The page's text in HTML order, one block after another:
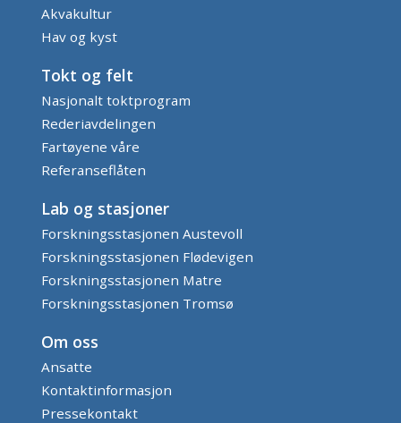
Akvakultur
Hav og kyst
Tokt og felt
Nasjonalt toktprogram
Rederiavdelingen
Fartøyene våre
Referanseflåten
Lab og stasjoner
Forskningsstasjonen Austevoll
Forskningsstasjonen Flødevigen
Forskningsstasjonen Matre
Forskningsstasjonen Tromsø
Om oss
Ansatte
Kontaktinformasjon
Pressekontakt